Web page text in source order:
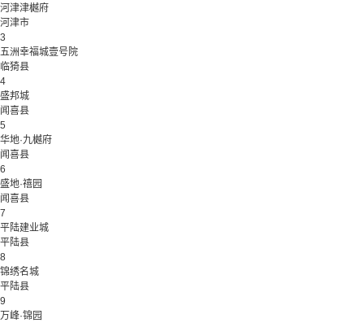
河津津樾府
河津市
3
五洲幸福城壹号院
临猗县
4
盛邦城
闻喜县
5
华地·九樾府
闻喜县
6
盛地·禧园
闻喜县
7
平陆建业城
平陆县
8
锦绣名城
平陆县
9
万峰·锦园